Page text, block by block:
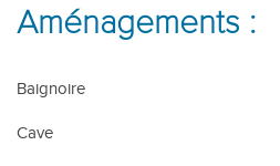
Aménagements :
Baignoire
Cave